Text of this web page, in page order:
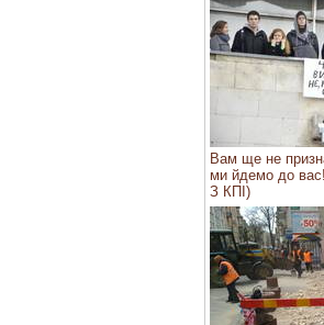
Вам ще не
ми йдемо до
З КПІ)